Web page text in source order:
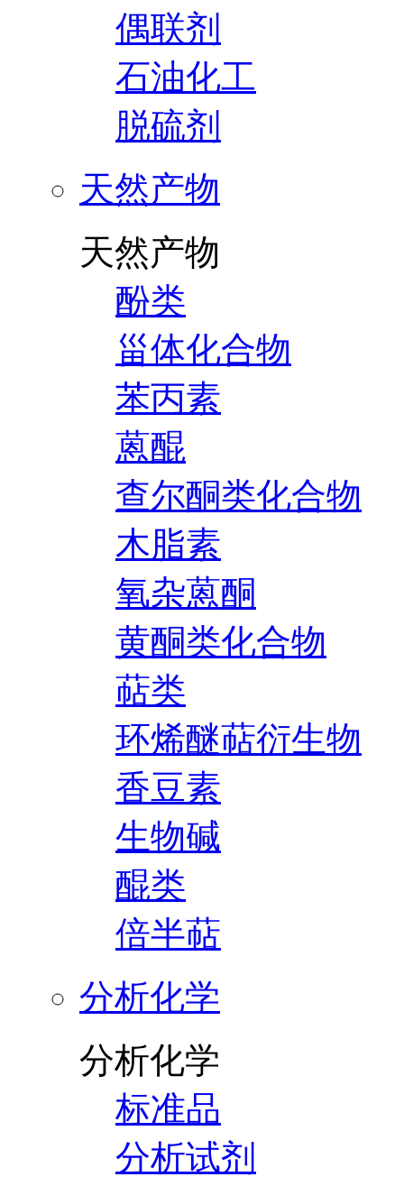
偶联剂
石油化工
脱硫剂
天然产物
天然产物
酚类
甾体化合物
苯丙素
蒽醌
查尔酮类化合物
木脂素
氧杂蒽酮
黄酮类化合物
萜类
环烯醚萜衍生物
香豆素
生物碱
醌类
倍半萜
分析化学
分析化学
标准品
分析试剂